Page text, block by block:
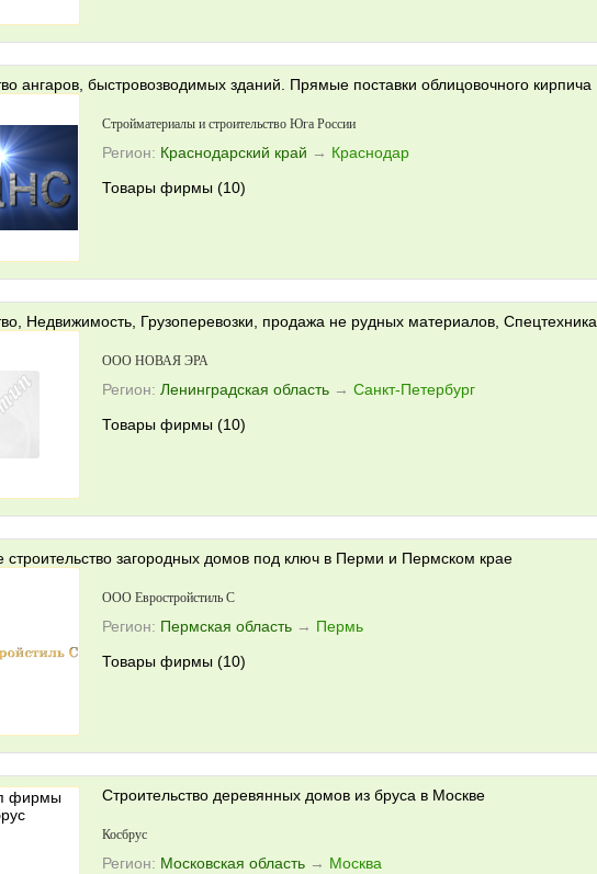
ангаров, быстровозводимых зданий. Прямые поставки облицовочного кирпича
Стройматериалы и строительство Юга России
Регион: Краснодарский край → Краснодар
Товары фирмы (10)
Недвижимость, Грузоперевозки, продажа не рудных материалов, Спецтехника
ООО НОВАЯ ЭРА
Регион: Ленинградская область → Санкт-Петербург
Товары фирмы (10)
строительство загородных домов под ключ в Перми и Пермском крае
ООО Евростройстиль С
Регион: Пермская область → Пермь
Товары фирмы (10)
Строительство деревянных домов из бруса в Москве
Косбрус
Регион: Московская область → Москва